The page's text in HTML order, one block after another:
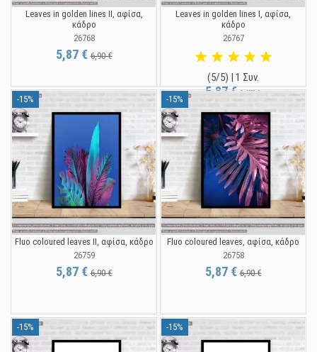
Leaves in golden lines II, αφίσα,
κάδρο
26768
5,87 €6,90 €
Leaves in golden lines I, αφίσα,
κάδρο
26767
(5/5) | 1 Συν.
5,87 €6,90 €
-15%
Fluo coloured leaves II, αφίσα, κάδρο
26759
5,87 €6,90 €
-15%
Fluo coloured leaves, αφίσα, κάδρο
26758
5,87 €6,90 €
-15% -15%